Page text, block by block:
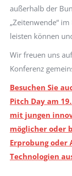
außerhalb der
„Zeitenwende“
leisten können
Wir freuen uns
Konferenz
Besuchen Sie
Pitch Day am
mit jungen
möglicher oder
Erprobung oder
Technologien